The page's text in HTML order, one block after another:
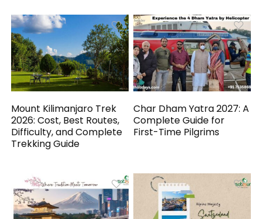
Mount Kilimanjaro Trek
2026: Cost, Best Routes,
Difficulty, and Complete
Trekking Guide
Char Dham Yatra 2027: A
Complete Guide for
First-Time Pilgrims